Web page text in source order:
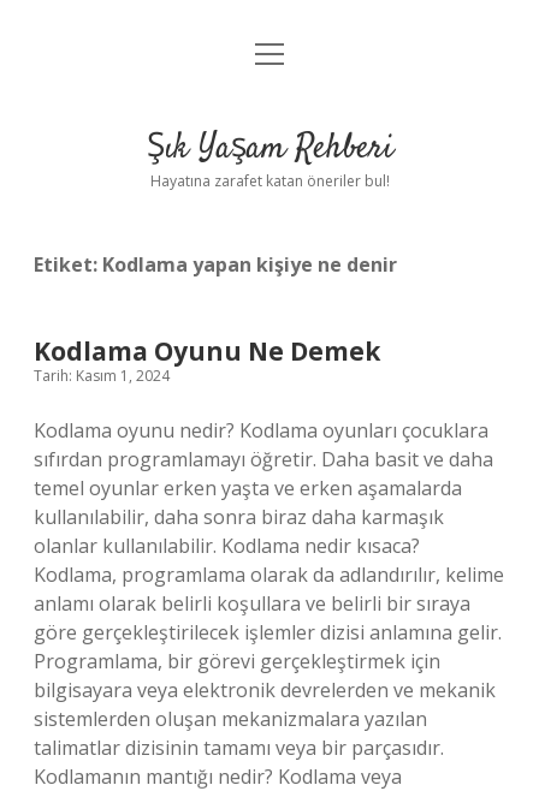
Anasayfa
Yasal Uyarı
menüyü
Şık Yaşam Rehberi
Hayatına zarafet katan öneriler bul!
Etiket: Kodlama yapan kişiye ne denir
Kodlama Oyunu Ne Demek
Tarih: Kasım 1, 2024
Kodlama oyunu nedir? Kodlama oyunları çocuklara
sıfırdan programlamayı öğretir. Daha basit ve daha
temel oyunlar erken yaşta ve erken aşamalarda
kullanılabilir, daha sonra biraz daha karmaşık
olanlar kullanılabilir. Kodlama nedir kısaca?
Kodlama, programlama olarak da adlandırılır, kelime
anlamı olarak belirli koşullara ve belirli bir sıraya
göre gerçekleştirilecek işlemler dizisi anlamına gelir.
Programlama, bir görevi gerçekleştirmek için
bilgisayara veya elektronik devrelerden ve mekanik
sistemlerden oluşan mekanizmalara yazılan
talimatlar dizisinin tamamı veya bir parçasıdır.
Kodlamanın mantığı nedir? Kodlama veya